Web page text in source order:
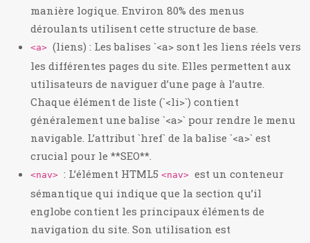
manière logique. Environ 80% des menus
déroulants utilisent cette structure de base.
<a> (liens) : Les balises `<a> sont les liens réels vers
les différentes pages du site. Elles permettent aux
utilisateurs de naviguer d’une page à l’autre.
Chaque élément de liste (`<li>`) contient
généralement une balise `<a>` pour rendre le menu
navigable. L’attribut `href` de la balise `<a>` est
crucial pour le **SEO**.
<nav> : L’élément HTML5 <nav> est un conteneur
sémantique qui indique que la section qu’il
englobe contient les principaux éléments de
navigation du site. Son utilisation est